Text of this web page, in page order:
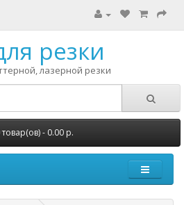
резки
лазерной резки
товар(ов) - 0.00 р.